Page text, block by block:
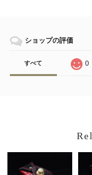
ショップの評価
すべて 0